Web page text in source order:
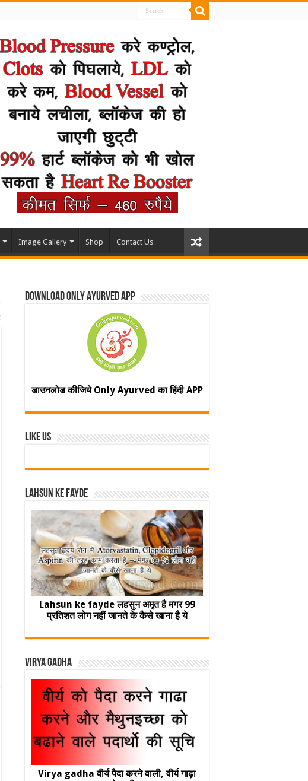
Image Gallery Shop Contact Us
Download Only Ayurved App
डाउनलोड कीजिये Only Ayurved का हिंदी APP
Like Us
Lahsun ke fayde
Lahsun ke fayde लहसुन अमृत है मगर 99
प्रतिशत लोग नहीं जानते के कैसे खाना है ये
Virya Gadha
Virya gadha वीर्य पैदा करने वाली, वीर्य गाढ़ा